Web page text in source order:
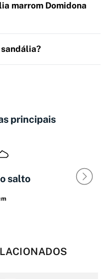
marrom Domidona
principais
salto